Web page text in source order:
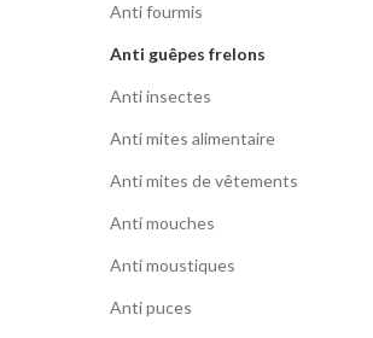
Anti fourmis
Anti guêpes frelons
Anti insectes
Anti mites alimentaire
Anti mites de vêtements
Anti mouches
Anti moustiques
Anti puces